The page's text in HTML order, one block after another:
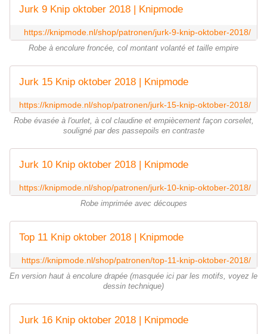
Jurk 9 Knip oktober 2018 | Knipmode
https://knipmode.nl/shop/patronen/jurk-9-knip-oktober-2018/
Robe à encolure froncée, col montant volanté et taille empire
Jurk 15 Knip oktober 2018 | Knipmode
https://knipmode.nl/shop/patronen/jurk-15-knip-oktober-2018/
Robe évasée à l'ourlet, à col claudine et empiècement façon corselet,
souligné par des passepoils en contraste
Jurk 10 Knip oktober 2018 | Knipmode
https://knipmode.nl/shop/patronen/jurk-10-knip-oktober-2018/
Robe imprimée avec découpes
Top 11 Knip oktober 2018 | Knipmode
https://knipmode.nl/shop/patronen/top-11-knip-oktober-2018/
En version haut à encolure drapée (masquée ici par les motifs, voyez le
dessin technique)
Jurk 16 Knip oktober 2018 | Knipmode